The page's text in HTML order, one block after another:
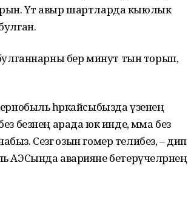
Үтә авыр шартларда кыюлык
бер минут тын торып,
һәркайсыбызда үзенең
безнең арада юк инде, әмма без
Сезгә озын гомер телибез, – дип
АЭСында аварияне бетерүчеләрнең